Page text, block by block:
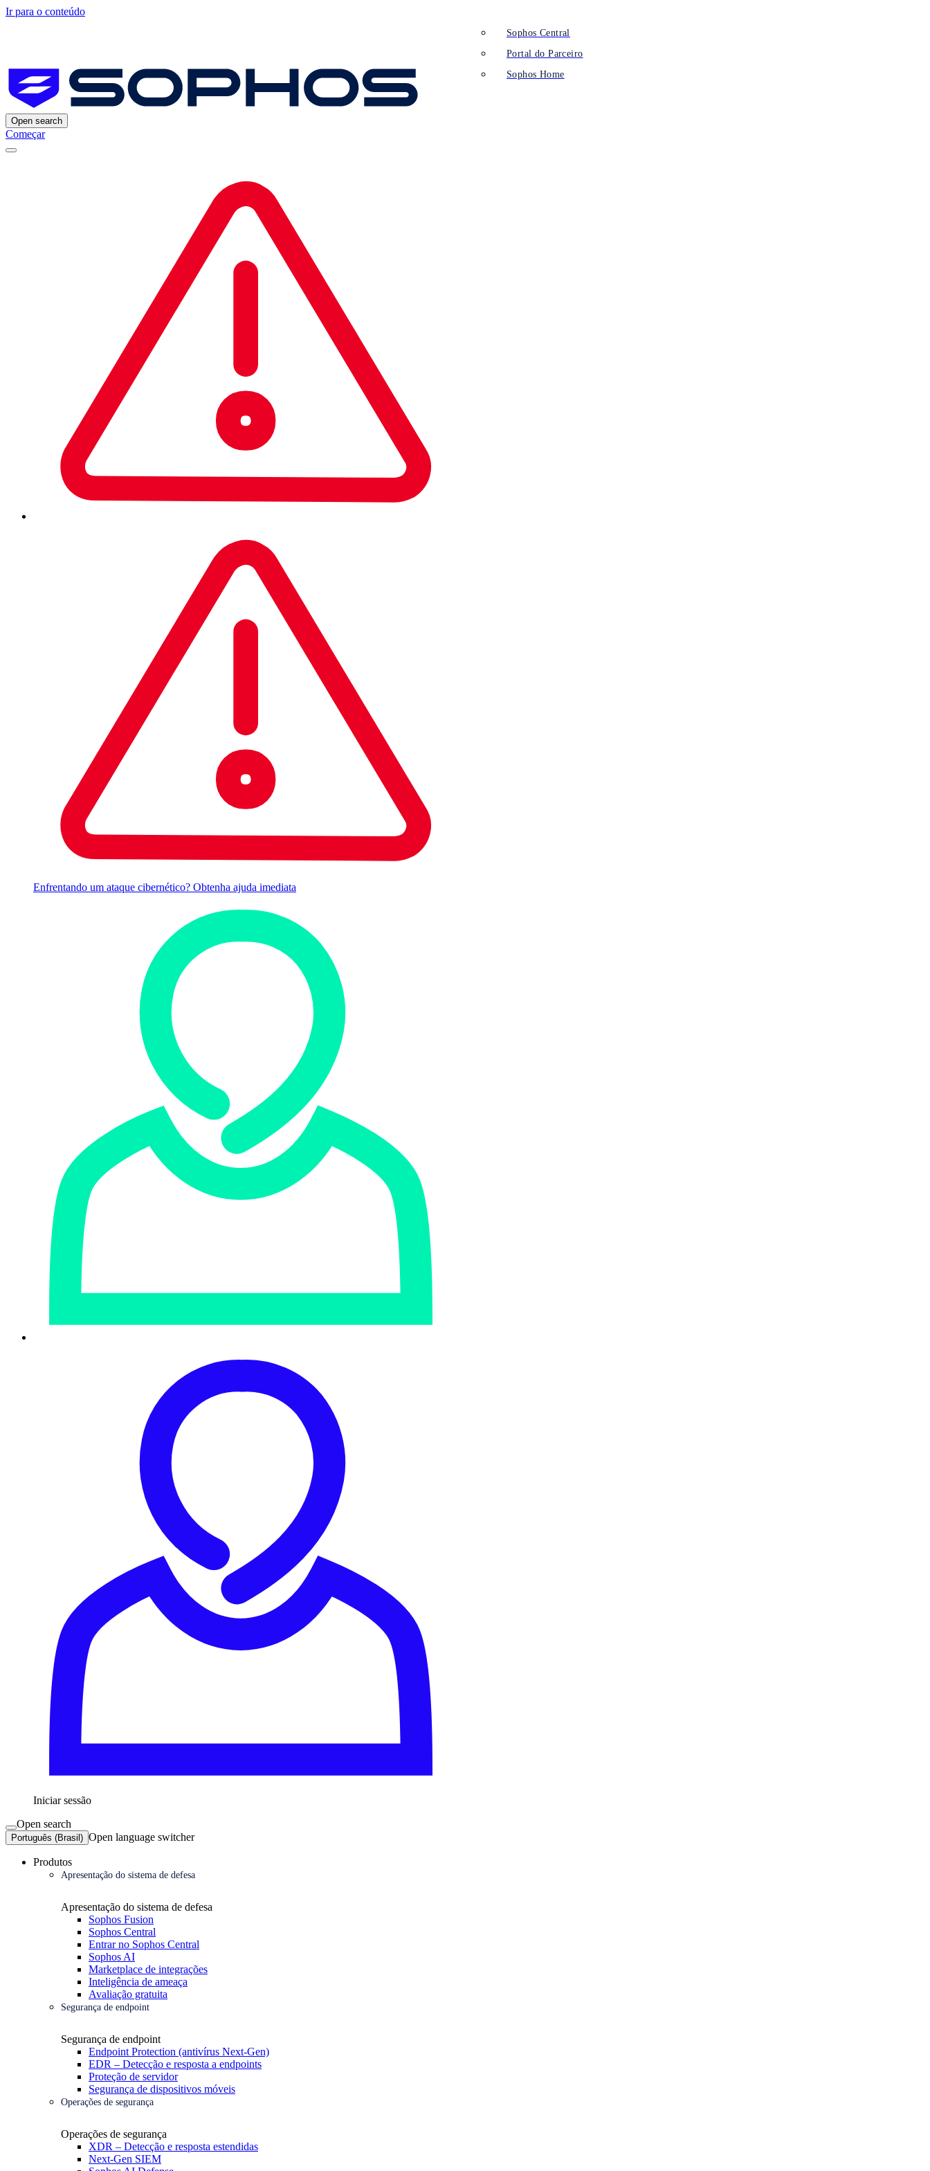
Ir para o conteúdo
Open search
Começar
Enfrentando um ataque cibernético? Obtenha ajuda imediata
Iniciar sessão
Sophos Central
Portal do Parceiro
Sophos Home
Open search
Português (Brasil) Open language switcher
Produtos
Apresentação do sistema de defesa
Apresentação do sistema de defesa
Sophos Fusion
Sophos Central
Entrar no Sophos Central
Sophos AI
Marketplace de integrações
Inteligência de ameaça
Avaliação gratuita
Segurança de endpoint
Segurança de endpoint
Endpoint Protection (antivírus Next-Gen)
EDR – Detecção e resposta a endpoints
Proteção de servidor
Segurança de dispositivos móveis
Operações de segurança
Operações de segurança
XDR – Detecção e resposta estendidas
Next-Gen SIEM